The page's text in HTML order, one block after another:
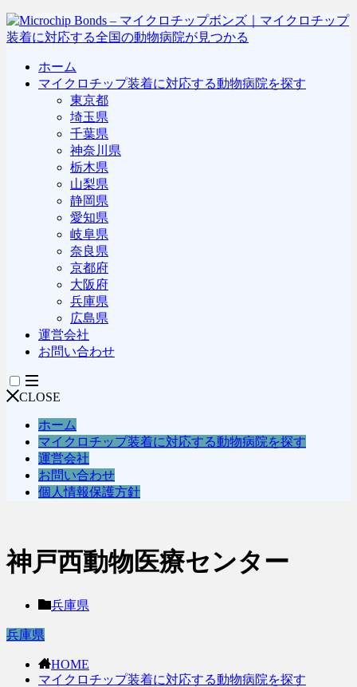
ホーム
マイクロチップ装着に対応する動物病院を探す
東京都
埼玉県
千葉県
神奈川県
栃木県
山梨県
静岡県
愛知県
岐阜県
奈良県
京都府
大阪府
兵庫県
広島県
運営会社
お問い合わせ
CLOSE
ホーム
マイクロチップ装着に対応する動物病院を探す
運営会社
お問い合わせ
個人情報保護方針
神戸西動物医療センター
兵庫県
兵庫県
HOME
マイクロチップ装着に対応する動物病院を探す